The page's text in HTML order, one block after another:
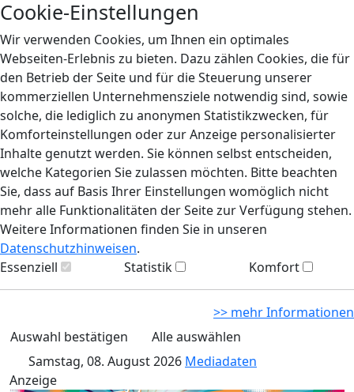
Cookie-Einstellungen
Wir verwenden Cookies, um Ihnen ein optimales
Webseiten-Erlebnis zu bieten. Dazu zählen Cookies, die für
den Betrieb der Seite und für die Steuerung unserer
kommerziellen Unternehmensziele notwendig sind, sowie
solche, die lediglich zu anonymen Statistikzwecken, für
Komforteinstellungen oder zur Anzeige personalisierter
Inhalte genutzt werden. Sie können selbst entscheiden,
welche Kategorien Sie zulassen möchten. Bitte beachten
Sie, dass auf Basis Ihrer Einstellungen womöglich nicht
mehr alle Funktionalitäten der Seite zur Verfügung stehen.
Weitere Informationen finden Sie in unseren
Datenschutzhinweisen.
Essenziell
Statistik Komfort
>> mehr Informationen
Auswahl bestätigen
Alle auswählen
Samstag, 08. August 2026 Mediadaten
Anzeige